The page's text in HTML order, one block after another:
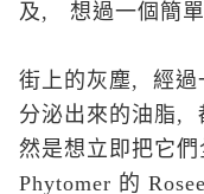
及, 想過一個簡
街上的灰塵, 經
分泌出來的油脂,
然是想立即把它
Phytomer 的